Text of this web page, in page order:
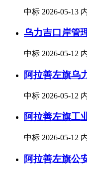
中标 2026-05-13
乌力吉口岸管
中标 2026-05-12
阿拉善左旗乌
中标 2026-05-12
阿拉善左旗工
中标 2026-05-12
阿拉善左旗公